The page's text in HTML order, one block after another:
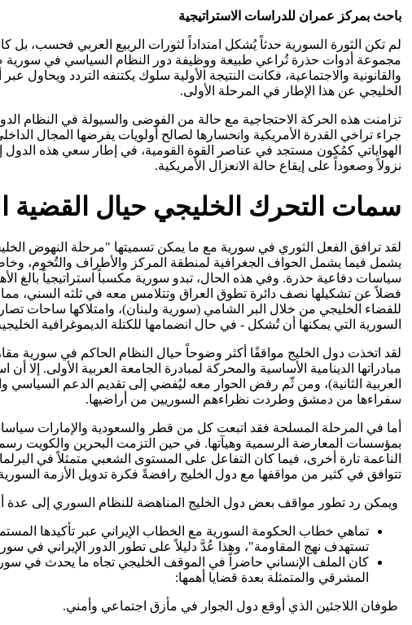
باحث بمركز عمران للدراسات الاستراتيجية
لم تكن الثورة السورية حدثاً يُشكل امتداداً لثورات الربيع العربي فحسب،
مجموعة أدوات حذرة تُراعي طبيعة ووظيفة دور النظام السياسي في سورية ضمن
والقانونية والاجتماعية، فكانت النتيجة الأولية سلوك يكتنفه التردد
الخليجي عن هذا الإطار في المرحلة الأولى.
تزامنت هذه الحركة الاحتجاجية مع حالة من الفوضى والسيولة في النظام
جراء تراخي القدرة الأمريكية وانحسارها لصالح أولويات يفرضها المجال
الهواياتي كمُكون مستجد في عناصر القوة القومية، في إطار سعي هذه الدول
نزولاً وصعوداً على إيقاع حالة الانعزال الأمريكية.
سمات التحرك الخليجي حيال القضية
لقد ترافق الفعل الثوري في سورية مع ما يمكن تسميتها "مرحلة النهوض
يشمل فيما يشمل الحواف الجغرافية لمنطقة المركز والأطراف والتُخوم،
سياسات دفاعية حذرة. وفي هذه الحال، تبدو سورية مكسباً استراتيجياً بالغ
فضلاً عن تشكيلها نصف دائرة تطوق العراق وتتلامس معه في ثلثه السني، مما
للفضاء الخليجي من خلال البر الشامي (سورية ولبنان)، وامتلاكها ساحات
السورية التي يمكنها أن تُشكل - في حال انضمامها للكتلة الديموغرافية الخليجية-
لقد اتخذت دول الخليج مواقفًا أكثر وضوحاً حيال النظام الحاكم في سورية
مبادراتها الدينامية الأساسية والمحركة لمبادرة الجامعة العربية الأولى.
العربية الثانية)، ومن ثّم رفض الحوار معه ليُفضي إلى تقديم الدعم
سفراءها من دمشق وطردت نظراءهم السوريين من أراضيها.
أما في المرحلة المسلحة فقد اتبعت كل من قطر والسعودية والإمارات
بمؤسسات المعارضة الرسمية وهيآتها. في حين التزمت البحرين والكويت
الناعمة تارة أخرى، فيما كان التفاعل على المستوى الشعبي متمثلاً في
تتوافق في كثير من مواقفها مع دول الخليج رافضةً فكرة تدويل الأزمة
ويمكن رد تطور مواقف بعض دول الخليج المناهضة للنظام السوري إلى عدة
تماهي خطاب الحكومة السورية مع الخطاب الإيراني عبر تأكيدها
تستهدف نهج المقاومة"، وهذا عُدَّ دليلاً على تطور الدور الإيراني في
كان الملف الإنساني حاضراً في الموقف الخليجي تجاه ما يحدث في
المشرقي والمتمثلة بعدة قضايا أهمها:
طوفان اللاجئين الذي أوقع دول الجوار في مأزق اجتماعي وأمني.